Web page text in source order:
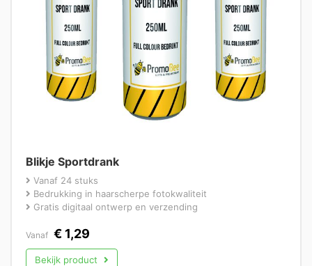
Blikje Sportdrank
Vanaf 24 stuks
Bedrukking in haarscherpe fotokwaliteit
Gratis digitaal ontwerp en verzending
Vanaf € 1,29
Bekijk product